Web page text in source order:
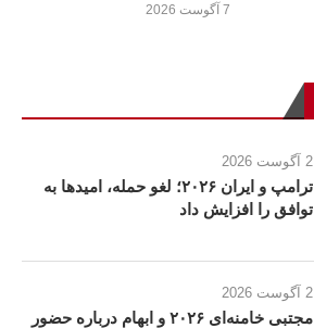
7 آگوست 2026
2 آگوست 2026
ترامپ و ایران ۲۰۲۶؛ لغو حمله، امیدها به
توافق را افزایش داد
2 آگوست 2026
مجتبی خامنه‌ای ۲۰۲۶ و ابهام درباره حضور